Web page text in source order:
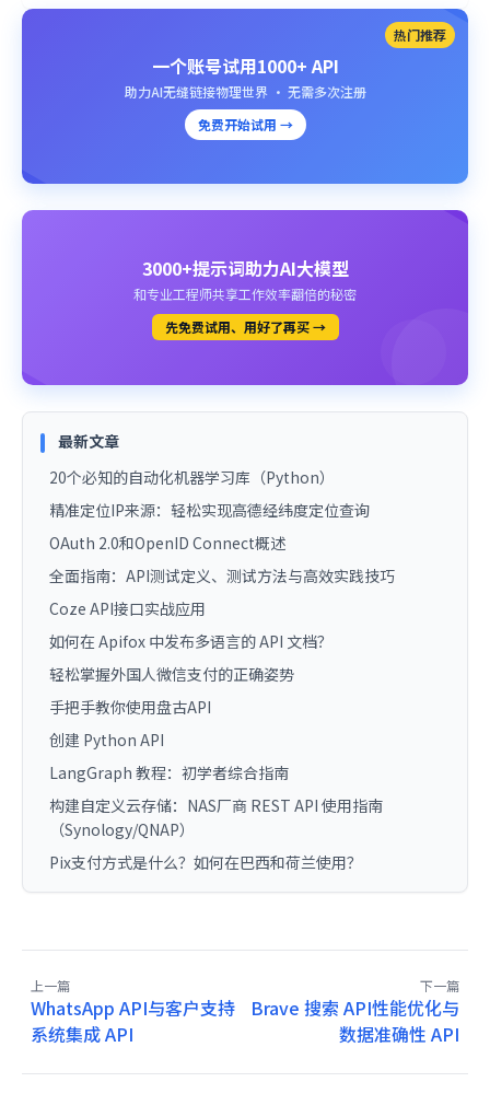
热门推荐
一个账号试用1000+ API
助力AI无缝链接物理世界 · 无需多次注册
免费开始试用 →
3000+提示词助力AI大模型
和专业工程师共享工作效率翻倍的秘密
先免费试用、用好了再买 →
最新文章
20个必知的自动化机器学习库（Python）
精准定位IP来源：轻松实现高德经纬度定位查询
OAuth 2.0和OpenID Connect概述
全面指南：API测试定义、测试方法与高效实践技巧
Coze API接口实战应用
如何在 Apifox 中发布多语言的 API 文档？
轻松掌握外国人微信支付的正确姿势
手把手教你使用盘古API
创建 Python API
LangGraph 教程：初学者综合指南
构建自定义云存储：NAS厂商 REST API 使用指南
（Synology/QNAP）
Pix支付方式是什么？如何在巴西和荷兰使用？
上一篇
WhatsApp API与客户支持
系统集成 API
下一篇
Brave 搜索 API性能优化与
数据准确性 API